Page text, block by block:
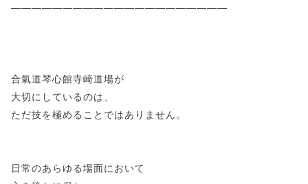
―――――――――――――――――――――
​合氣道琴心館寺崎道場が
大切にしているのは、
ただ技を極めることではありません。
日常のあらゆる場面において